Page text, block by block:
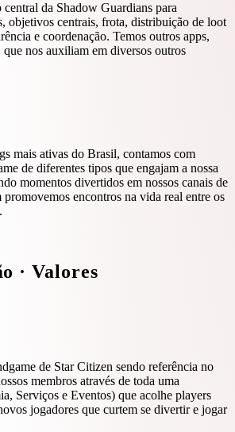
da Shadow Guardians para
objetivos centrais, frota, distribuição de loot
e coordenação. Temos outros apps,
nos auxiliam em diversos outros
mais ativas do Brasil, contamos com
de diferentes tipos que engajam a nossa
momentos divertidos em nossos canais de
encontros na vida real entre os
·Valores
de Star Citizen sendo referência no
membros através de toda uma
Serviços e Eventos) que acolhe players
jogadores que curtem se divertir e jogar